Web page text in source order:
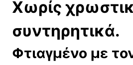
Χωρίς
συντηρητικά.
Φτιαγμένο με